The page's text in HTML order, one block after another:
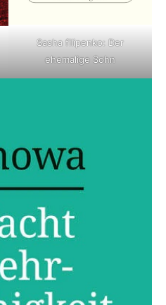
Sasha filipenko: Der
ehemalige Sohn